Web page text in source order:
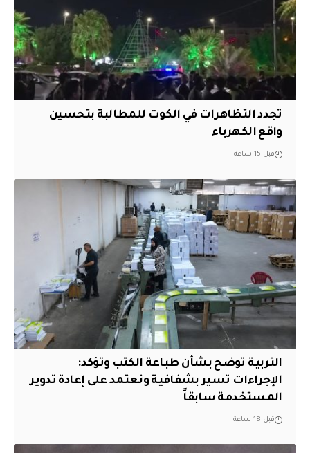
تجدد التظاهرات في الكوت للمطالبة بتحسين
واقع الكهرباء
قبل 15 ساعة
التربية توضح بشأن طباعة الكتب وتؤكد:
الإجراءات تسير بشفافية ونعتمد على إعادة تدوير
المستخدمة سابقاً
قبل 18 ساعة